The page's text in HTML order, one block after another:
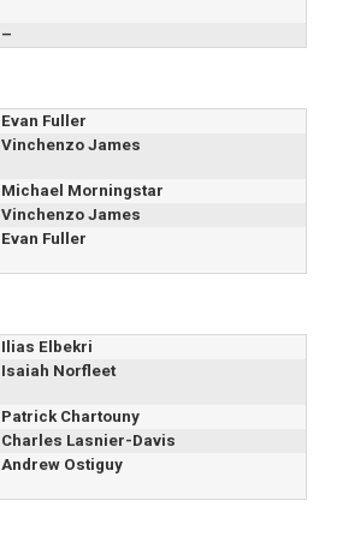
–
Evan Fuller
Vinchenzo James
Michael Morningstar
Vinchenzo James
Evan Fuller
Ilias Elbekri
Isaiah Norfleet
Patrick Chartouny
Charles Lasnier-Davis
Andrew Ostiguy